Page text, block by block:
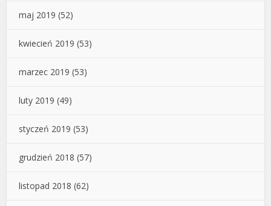
maj 2019 (52)
kwiecień 2019 (53)
marzec 2019 (53)
luty 2019 (49)
styczeń 2019 (53)
grudzień 2018 (57)
listopad 2018 (62)